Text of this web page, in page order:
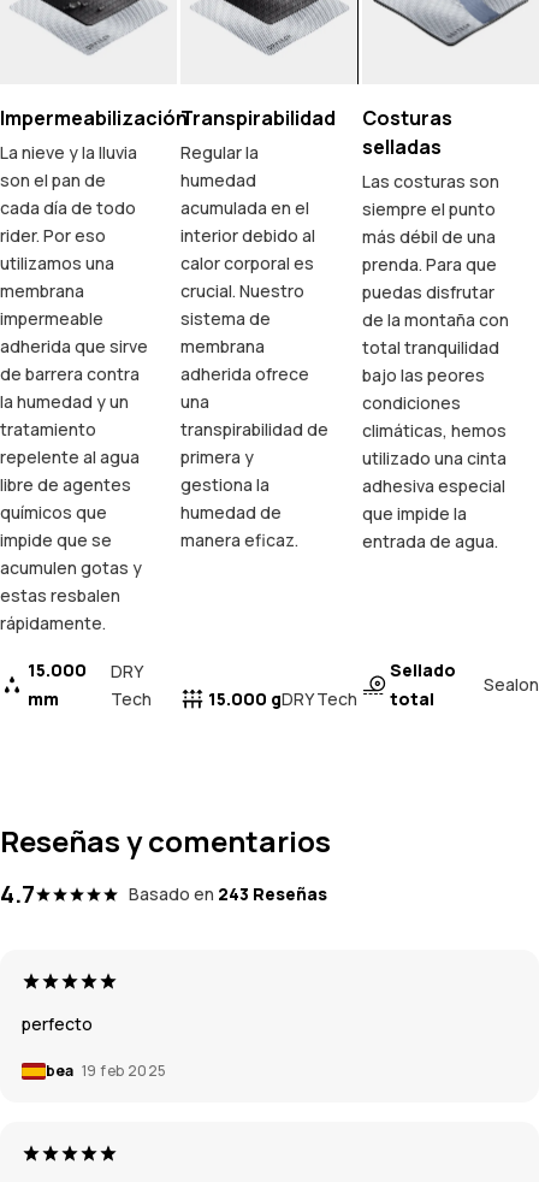
Impermeabilización
La nieve y la lluvia
son el pan de
cada día de todo
rider. Por eso
utilizamos una
membrana
impermeable
adherida que sirve
de barrera contra
la humedad y un
tratamiento
repelente al agua
libre de agentes
químicos que
impide que se
acumulen gotas y
estas resbalen
rápidamente.
15.000
mm
DRY
Tech
Transpirabilidad
Regular la
humedad
acumulada en el
interior debido al
calor corporal es
crucial. Nuestro
sistema de
membrana
adherida ofrece
una
transpirabilidad de
primera y
gestiona la
humedad de
manera eficaz.
15.000 gDRY Tech
Costuras
selladas
Las costuras son
siempre el punto
más débil de una
prenda. Para que
puedas disfrutar
de la montaña con
total tranquilidad
bajo las peores
condiciones
climáticas, hemos
utilizado una cinta
adhesiva especial
que impide la
entrada de agua.
Sellado
total
Sealon
Reseñas y comentarios
4.7 Basado en 243 Reseñas
perfecto
bea 19 feb 2025